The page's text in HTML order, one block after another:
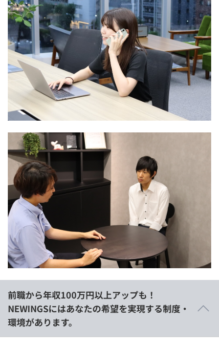
前職から年収100万円以上アップも！
NEWINGSにはあなたの希望を実現する制度・
環境があります。